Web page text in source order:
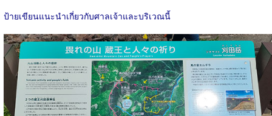
ป้ายเขียนแนะนำเกี่ยวกับศาลเจ้าและบริเวณนี้